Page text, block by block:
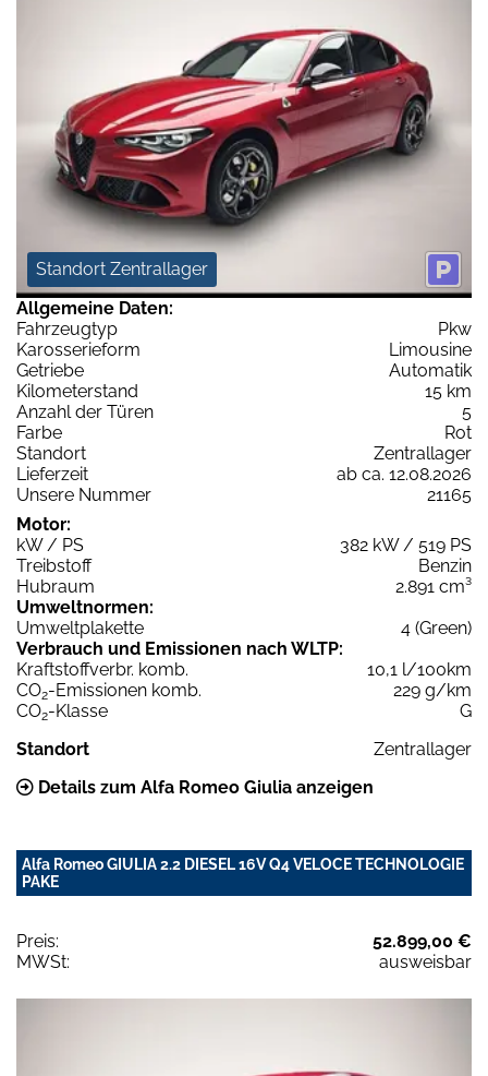
Standort Zentrallager
Allgemeine Daten:
Fahrzeugtyp
Pkw
Karosserieform
Limousine
Getriebe
Automatik
Kilometerstand
15 km
Anzahl der Türen
5
Farbe
Rot
Standort
Zentrallager
Lieferzeit
ab ca. 12.08.2026
Unsere Nummer
21165
Motor:
kW / PS
382 kW / 519 PS
Treibstoff
Benzin
Hubraum
2.891 cm³
Umweltnormen:
Umweltplakette
4 (Green)
Verbrauch und Emissionen nach WLTP:
Kraftstoffverbr. komb.
10,1 l/100km
CO2-Emissionen komb.
229 g/km
CO2-Klasse
G
Standort
Zentrallager
Details zum Alfa Romeo Giulia anzeigen
Alfa Romeo GIULIA 2.2 DIESEL 16V Q4 VELOCE TECHNOLOGIE
PAKE
Preis:
52.899,00 €
MWSt:
ausweisbar